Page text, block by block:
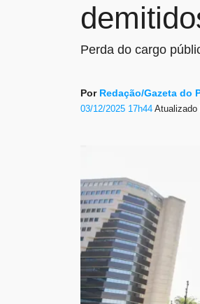
Perda do cargo
Por Redação/Gazeta do
03/12/2025 17h44Atualizado